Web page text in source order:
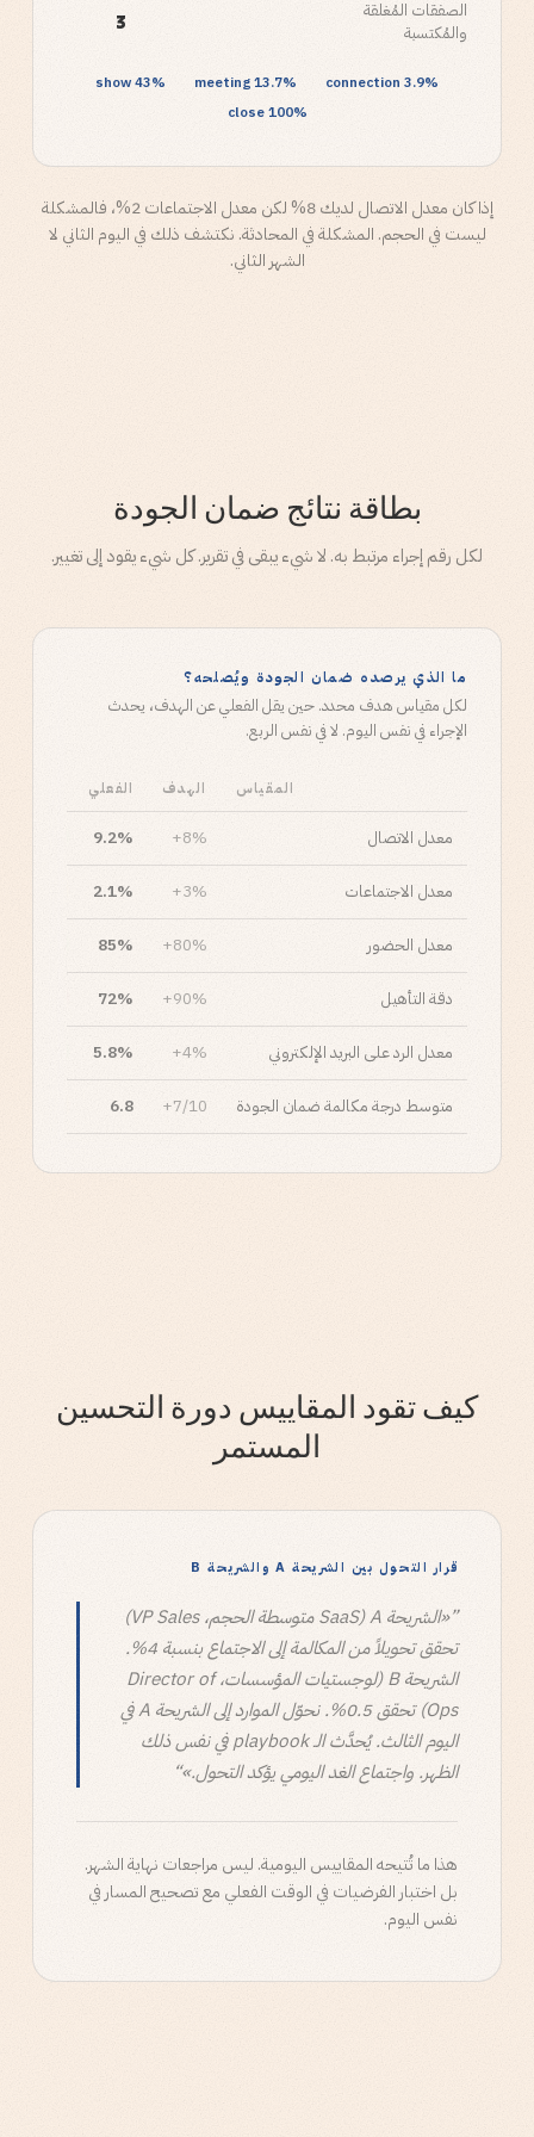
الصفقات المُغلقة
والمُكتسبة
3
3.9% connection
13.7% meeting
43% show
100% close
إذا كان معدل الاتصال لديك 8% لكن معدل الاجتماعات 2%، فالمشكلة
ليست في الحجم. المشكلة في المحادثة. نكتشف ذلك في اليوم الثاني لا
الشهر الثاني.
بطاقة نتائج ضمان الجودة
لكل رقم إجراء مرتبط به. لا شيء يبقى في تقرير. كل شيء يقود إلى تغيير.
ما الذي يرصده ضمان الجودة ويُصلحه؟
لكل مقياس هدف محدد. حين يقل الفعلي عن الهدف، يحدث
الإجراء في نفس اليوم. لا في نفس الربع.
المقياس الهدف الفعلي
معدل الاتصال 8%+
9.2%
معدل الاجتماعات 3%+
2.1%
معدل الحضور 80%+
85%
دقة التأهيل 90%+
72%
معدل الرد على البريد الإلكتروني 4%+
5.8%
متوسط درجة مكالمة ضمان الجودة 7/10+
6.8
كيف تقود المقاييس دورة التحسين
المستمر
قرار التحول بين الشريحة A والشريحة B
«الشريحة A (SaaS متوسطة الحجم، VP Sales)
تحقق تحويلاً من المكالمة إلى الاجتماع بنسبة 4%.
الشريحة B (لوجستيات المؤسسات، Director of
Ops) تحقق 0.5%. نحوّل الموارد إلى الشريحة A في
اليوم الثالث. يُحدَّث الـ playbook في نفس ذلك
الظهر. واجتماع الغد اليومي يؤكد التحول.»
هذا ما تُتيحه المقاييس اليومية. ليس مراجعات نهاية الشهر.
بل اختبار الفرضيات في الوقت الفعلي مع تصحيح المسار في
نفس اليوم.